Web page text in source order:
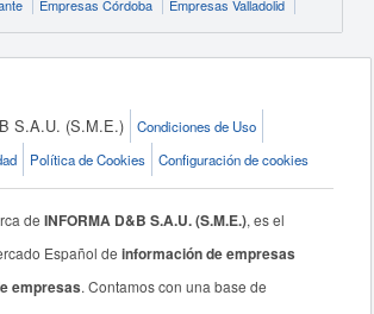
Empresas Córdoba Empresas Valladolid
S.A.U. (S.M.E.)
Condiciones de Uso
Política de Cookies Configuración de cookies
deINFORMA D&B S.A.U. (S.M.E.), es el
Español deinformación de empresas
empresas. Contamos con una base de